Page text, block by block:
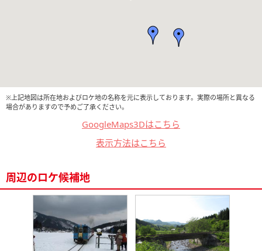
※上記地図は所在地およびロケ地の名称を元に表示しております。実際の場所と異なる
場合がありますので予めご了承ください。
GoogleMaps3Dはこちら
表示方法はこちら
周辺のロケ候補地